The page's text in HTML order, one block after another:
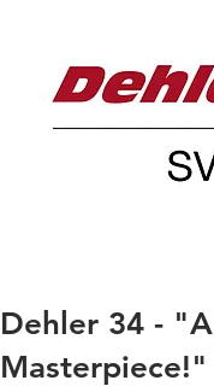
Dehler 34 - "A
Masterpiece!"